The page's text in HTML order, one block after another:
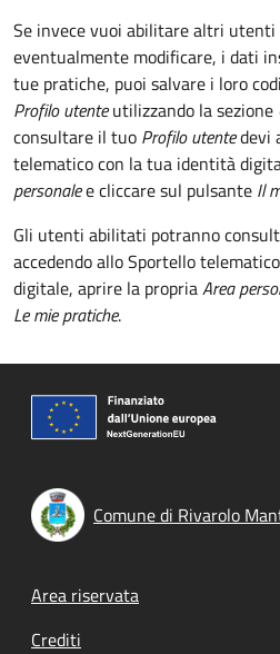
Se invece vuoi abilitare altri utenti
eventualmente modificare, i dati
tue pratiche, puoi salvare i loro
Profilo utenteutilizzando la sezione
consultare il tuo Profilo utentedevi
telematico con la tua identità
personalee cliccare sul pulsante Il
Gli utenti abilitati potranno
accedendo allo Sportello
digitale, aprire la propriaArea
Le mie pratiche.
Comune di Rivarolo
Footer menu
Area riservata
Crediti